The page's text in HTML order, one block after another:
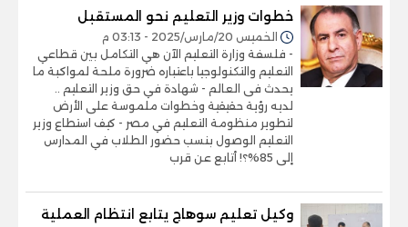
خطوات وزير التعليم نحو المستقبل
الخميس 20/مارس/2025 - 03:13 م
- فلسفة وزارة التعليم الآن هي التكامل بين قطاعي
التعليم والتكنولوجيا باعتباره ضرورة ملحة لمواكبة ما
يحدث فى العالم - شهادة في حق وزير التعليم ..
لديه رؤية حقيقية وخطوات ملموسة على الأرض
لتطوير منظومة التعليم في مصر - كيف استطاع وزير
التعليم الوصول بنسب حضور الطلاب في المدارس
إلى 85%؟! أتابع عن قرب
وكيل تعليم سوهاج يتابع انتظام العملية